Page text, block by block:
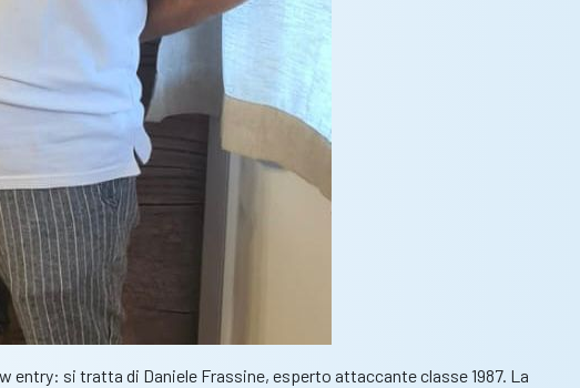
entry: si tratta di Daniele Frassine, esperto attaccante classe 1987. La